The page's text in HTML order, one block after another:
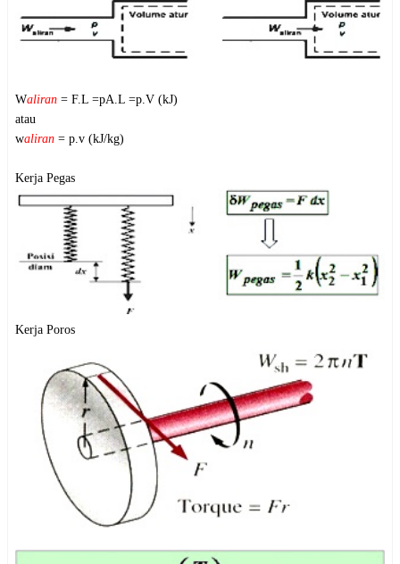
Waliran = F.L =pA.L =p.V (kJ)
atau
waliran = p.v (kJ/kg)
Kerja Pegas
Kerja Poros